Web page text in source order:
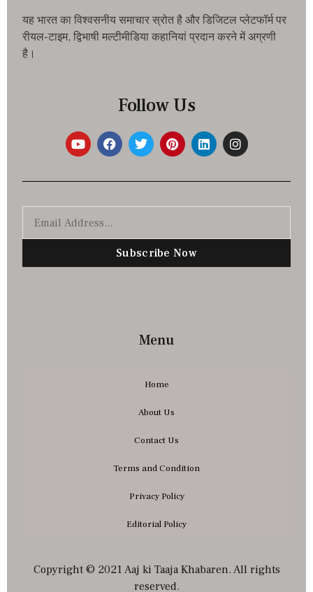
यह भारत का विश्वसनीय समाचार स्रोत है और डिजिटल प्लेटफॉर्म पर
रीयल-टाइम, द्विभाषी मल्टीमीडिया कहानियां प्रदान करने में अग्रणी
है।
Follow Us
Subscribe Now
Menu
Home
About Us
Contact Us
Terms and Condition
Privacy Policy
Editorial Policy
Copyright © 2021 Aaj ki Taaja Khabaren. All rights
reserved.